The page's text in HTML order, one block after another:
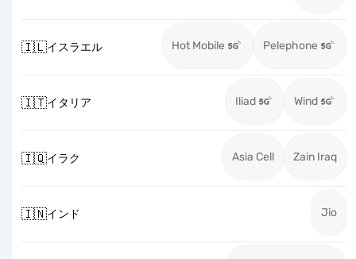
🇮🇱イスラエル Hot Mobile Pelephone
🇮🇹イタリア Iliad Wind
🇮🇶イラク Asia Cell Zain Iraq
🇮🇳インド Jio